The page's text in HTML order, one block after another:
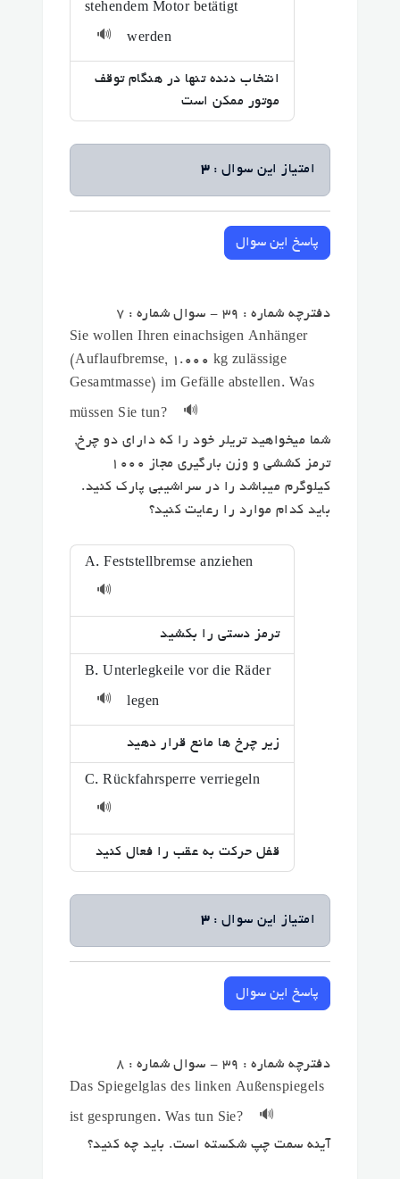
stehendem Motor betätigt
werden
🔊
انتخاب دنده تنها در هنگام توقف
موتور ممکن است
امتیاز این سوال :3
پاسخ این سوال
دفترچه شماره : 39 - سوال شماره : 7
Sie wollen Ihren einachsigen Anhänger
(Auflaufbremse, 1.000 kg zulässige
Gesamtmasse) im Gefälle abstellen. Was
müssen Sie tun?
🔊
شما میخواهید تریلر خود را که دارای دو چرخ,
ترمز کششی و وزن بارگیری مجاز ۱۰۰۰
کیلوگرم میباشد را در سراشیبی پارک کنید.
باید کدام موارد را رعایت کنید؟
A. Feststellbremse anziehen
🔊
ترمز دستی را بکشید
B. Unterlegkeile vor die Räder
legen
🔊
زیر چرخ ها مانع قرار دهید
C. Rückfahrsperre verriegeln
🔊
قفل حرکت به عقب را فعال کنید
امتیاز این سوال :3
پاسخ این سوال
دفترچه شماره : 39 - سوال شماره : 8
Das Spiegelglas des linken Außenspiegels
ist gesprungen. Was tun Sie?
🔊
آینه سمت چپ شکسته است. باید چه کنید؟